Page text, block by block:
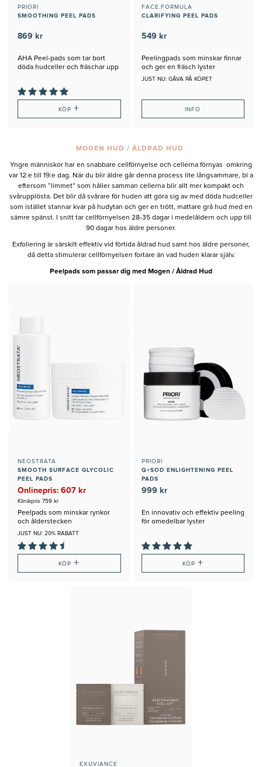
PRIORI
SMOOTHING PEEL PADS
869 kr
AHA Peel-pads som tar bort
döda hudceller och fräschar upp
KÖP+
FACE.FORMULA
CLARIFYING PEEL PADS
549 kr
Peelingpads som minskar finnar
och ger en fräsch lyster
JUST NU: GÅVA PÅ KÖPET
INFO
MOGEN HUD / ÅLDRAD HUD
Yngre människor har en snabbare cellförnyelse och cellerna förnyas omkring
var 12:e till 19:e dag. När du blir äldre går denna process lite långsammare, bl a
eftersom ”limmet” som håller samman cellerna blir allt mer kompakt och
svårupplösta. Det blir då svårare för huden att göra sig av med döda hudceller
som istället stannar kvar på hudytan och ger en trött, mattare grå hud med en
sämre spänst. I snitt tar cellförnyelsen 28-35 dagar i medelåldern och upp till
90 dagar hos äldre personer.
Exfoliering är särskilt effektiv vid förtida åldrad hud samt hos äldre personer,
då detta stimulerar cellförnyelsen fortare än vad huden klarar själv.
Peelpads som passar dig med Mogen / Åldrad Hud
NEOSTRATA
SMOOTH SURFACE GLYCOLIC
PEEL PADS
Onlinepris: 607 kr
Klinikpris 759 kr
Peelpads som minskar rynkor
och ålderstecken
JUST NU: 20% RABATT
KÖP+
PRIORI
Q+SOD ENLIGHTENING PEEL
PADS
999 kr
En innovativ och effektiv peeling
för omedelbar lyster
KÖP +
EXUVIANCE